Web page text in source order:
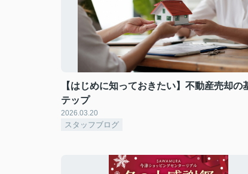
【はじめに知っておきたい】不動産売却の
テップ
2026.03.20
スタッフブログ